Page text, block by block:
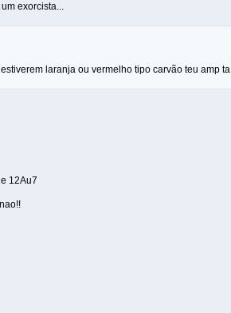
exorcista...
laranja ou vermelho tipo carvão teu amp
12Au7